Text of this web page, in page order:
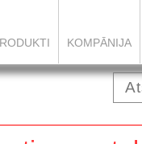
KOMPĀNIJA